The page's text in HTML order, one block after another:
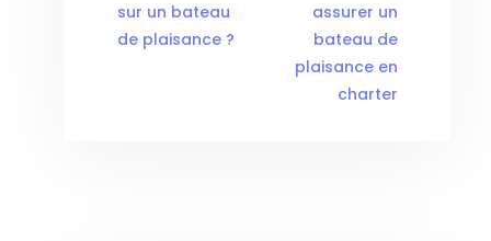
sur un bateau
de plaisance ?
assurer un
bateau de
plaisance en
charter